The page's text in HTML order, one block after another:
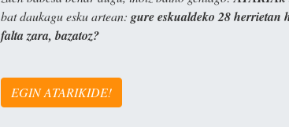
bat daukagu esku artean: gure eskualdeko 28
falta zara, bazatoz?
EGIN ATARIKIDE!